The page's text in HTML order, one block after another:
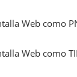
Web como
Web como